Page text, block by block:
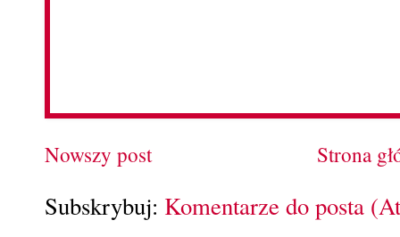
Nowszy post Strona
Subskrybuj: Komentarze do posta